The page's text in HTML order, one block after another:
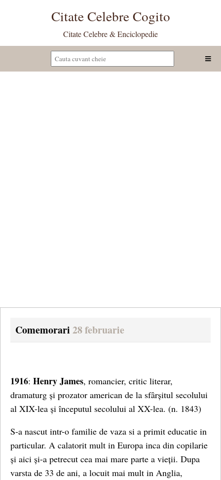
Citate Celebre Cogito
Citate Celebre & Enciclopedie
Comemorari 28 februarie
1916: Henry James, romancier, critic literar,
dramaturg și prozator american de la sfârșitul secolului
al XIX-lea și începutul secolului al XX-lea. (n. 1843)
S-a nascut intr-o familie de vaza si a primit educatie in
particular. A calatorit mult in Europa inca din copilarie
și aici și-a petrecut cea mai mare parte a vieții. Dupa
varsta de 33 de ani, a locuit mai mult in Anglia,